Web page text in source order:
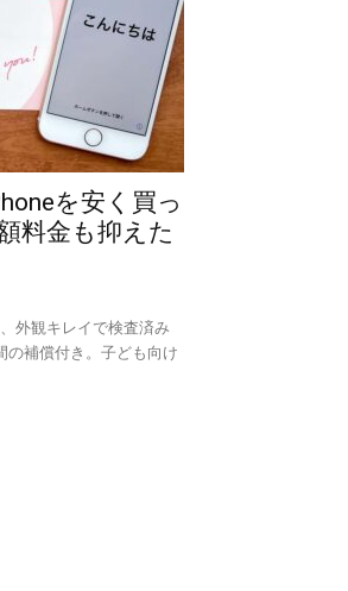
を安く買っ
料金も抑えた
外観キレイで検査済み
の補償付き。子ども向け